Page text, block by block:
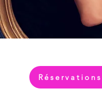
Réservations